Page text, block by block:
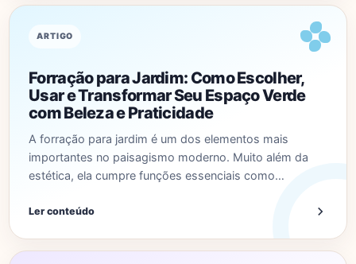
ARTIGO
Forração para Jardim: Como Escolher,
Usar e Transformar Seu Espaço Verde
com Beleza e Praticidade
A forração para jardim é um dos elementos mais
importantes no paisagismo moderno. Muito além da
estética, ela cumpre funções essenciais como…
Ler conteúdo